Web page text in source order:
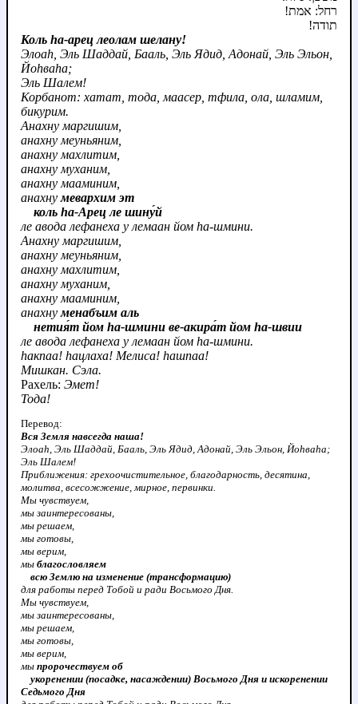
רחל: אמת!
תודה!
Коль hа-арец леолам шелану!
Элоаh, Эль Шаддай, Бааль, Эль Ядид, Адонай, Эль Эльон,
Йоhваhа;
Эль Шалем!
Корбанот: хатат, тода, маасер, тфила, ола, шламим,
бикурим.
Анахну маргишим,
анахну меуньяним,
анахну махлитим,
анахну муханим,
анахну мааминим,
анахнумевархим эт
коль hа-Арец ле шину́й
ле авода лефанеха у лемаан йом hа-шмини.
Анахну маргишим,
анахну меуньяним,
анахну махлитим,
анахну муханим,
анахну мааминим,
анахнуменабъим аль
нетия́т йом hа-шмини ве-акира́т йом hа-швии
ле авода лефанеха у лемаан йом hа-шмини.
hакпаа! hацлаха! Мелиса! hашпаа!
Мишкан. Сэла.
Рахель: Эмет!
Тода!
Перевод:
Вся Земля навсегда наша!
Элоаh, Эль Шаддай, Бааль, Эль Ядид, Адонай, Эль Эльон, Йоhваhа;
Эль Шалем!
Приближения: грехоочистительное, благодарность, десятина,
молитва, всесожжение, мирное, первинки.
Мы чувствуем,
мы заинтересованы,
мы решаем,
мы готовы,
мы верим,
мы благословляем
всю Землю на изменение (трансформацию)
для работы перед Тобой и ради Восьмого Дня.
Мы чувствуем,
мы заинтересованы,
мы решаем,
мы готовы,
мы верим,
мы пророчествуем об
укоренении (посадке, насаждении) Восьмого Дня и искоренении
Седьмого Дня